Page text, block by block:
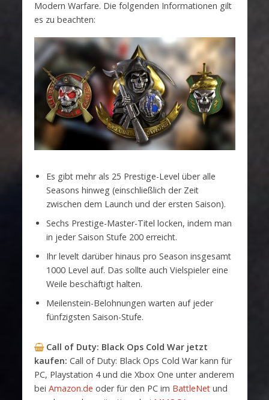
Modern Warfare. Die folgenden Informationen gilt
es zu beachten:
Es gibt mehr als 25 Prestige-Level über alle
Seasons hinweg (einschließlich der Zeit
zwischen dem Launch und der ersten Saison).
Sechs Prestige-Master-Titel locken, indem man
in jeder Saison Stufe 200 erreicht.
Ihr levelt darüber hinaus pro Season insgesamt
1000 Level auf. Das sollte auch Vielspieler eine
Weile beschäftigt halten.
Meilenstein-Belohnungen warten auf jeder
fünfzigsten Saison-Stufe.
Call of Duty: Black Ops Cold War jetzt
kaufen: Call of Duty: Black Ops Cold War kann für
PC, Playstation 4 und die Xbox One unter anderem
bei Amazon.de oder für den PC im BattleNetund